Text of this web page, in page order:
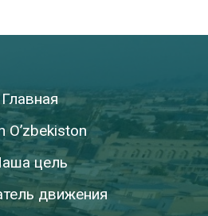
Главная
O’zbekiston
цель
движения